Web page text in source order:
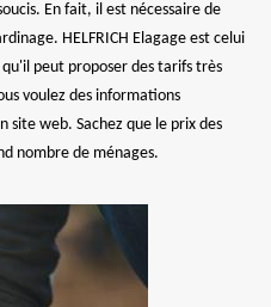
En fait, il est nécessaire de
HELFRICH Elagage est celui
peut proposer des tarifs très
voulez des informations
site web. Sachez que le prix des
nombre de ménages.